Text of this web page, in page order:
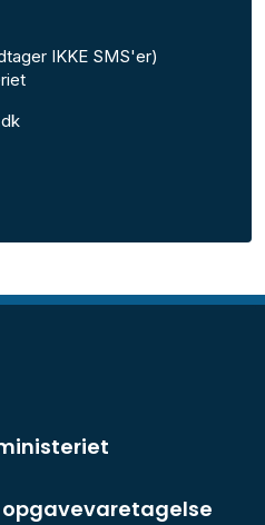
IKKE SMS'er)